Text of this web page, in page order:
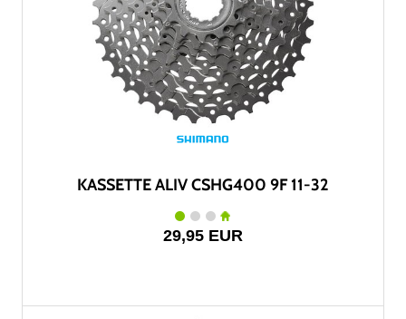
KASSETTE ALIV CSHG400 9F 11-32
29,95 EUR